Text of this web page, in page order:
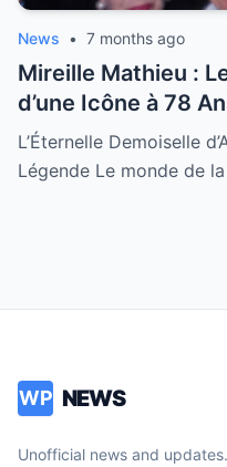
News • 7 months ago
Mireille Mathieu :
d’une Icône à 78
Amoureux et
L’Éternelle Demoiselle
Légende Le monde de
WP NEWS
Unofficial news and